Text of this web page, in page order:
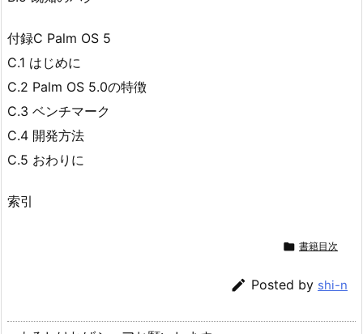
付録C Palm OS 5
C.1 はじめに
C.2 Palm OS 5.0の特徴
C.3 ベンチマーク
C.4 開発方法
C.5 おわりに
索引
 書籍目次
 Posted by shi-n